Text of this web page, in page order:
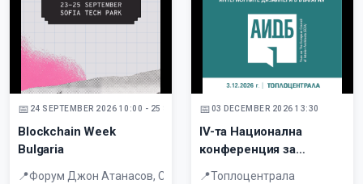
24 SEPTEMBER 2026 10:00 - 25 SEPTEMBER 2026
Blockchain Week
Bulgaria
Форум Джон Атанасов, София Тех Парк
03 DECEMBER 2026 13:30
IV-та Национална
конференция за
Топлоцентрала